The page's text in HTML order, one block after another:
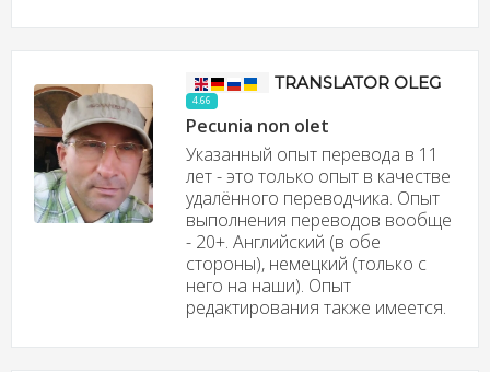
TRANSLATOR OLEG
4.66
Pecunia non olet
Указанный опыт перевода в 11
лет - это только опыт в качестве
удалённого переводчика. Опыт
выполнения переводов вообще
- 20+. Английский (в обе
стороны), немецкий (только с
него на наши). Опыт
редактирования также имеется.